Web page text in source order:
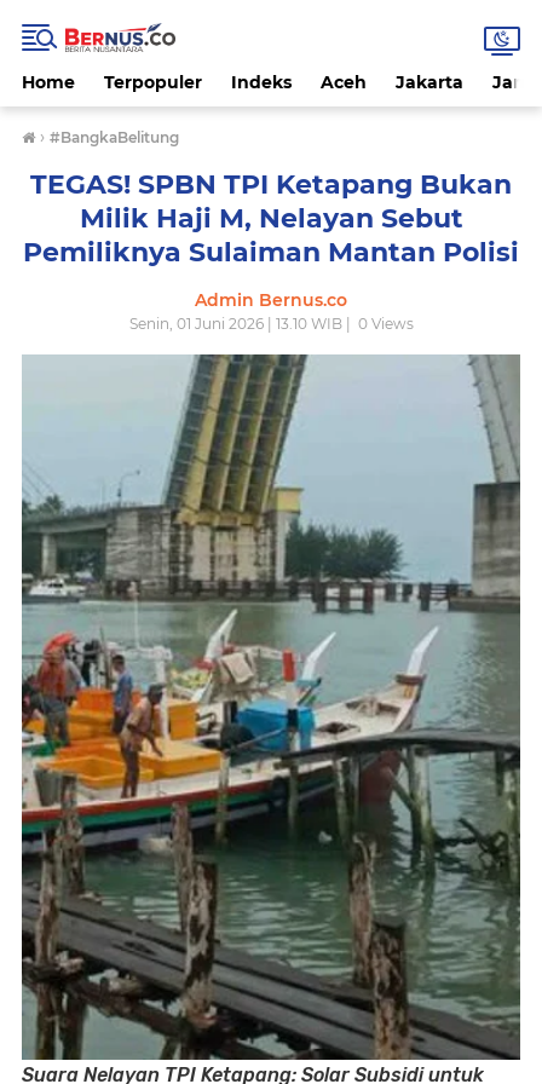
Home Terpopuler Indeks Aceh Jakarta
› #BangkaBelitung
TEGAS! SPBN TPI Ketapang Bukan
Milik Haji M, Nelayan Sebut
Pemiliknya Sulaiman Mantan Polisi
Admin Bernus.co
Senin, 01 Juni 2026 | 13.10 WIB | 0Views
Suara Nelayan TPI Ketapang: Solar Subsidi untuk